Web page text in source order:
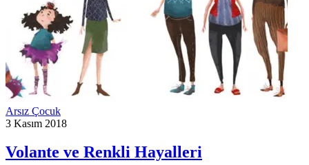
Arsız Çocuk
3 Kasım 2018
Volante ve Renkli Hayalleri